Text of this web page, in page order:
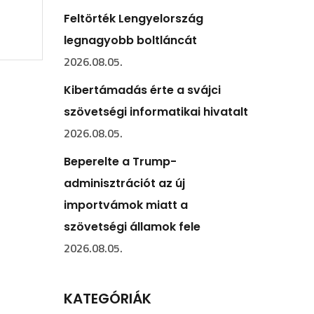
Feltörték Lengyelország
legnagyobb boltláncát
2026.08.05.
Kibertámadás érte a svájci
szövetségi informatikai hivatalt
2026.08.05.
Beperelte a Trump-
adminisztrációt az új
importvámok miatt a
szövetségi államok fele
2026.08.05.
KATEGÓRIÁK